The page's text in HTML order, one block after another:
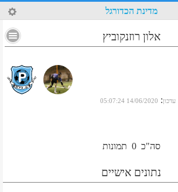
15 מדינת הכדורגל
אלון רוזנקוביץ
עדכון:
14/06/2020 05:07:24
סה"כ 0 תמונות
נתונים אישיים